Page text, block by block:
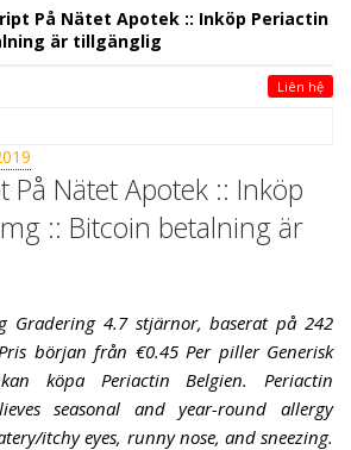
På Nätet Apotek :: Inköp Periactin
är tillgänglig
Liên hệ
På Nätet Apotek :: Inköp
:: Bitcoin betalning är
Gradering 4.7 stjärnor, baserat på 242
början från €0.45 Per piller Generisk
köpa Periactin Belgien. Periactin
seasonal and year-round allergy
itchy eyes, runny nose, and sneezing.